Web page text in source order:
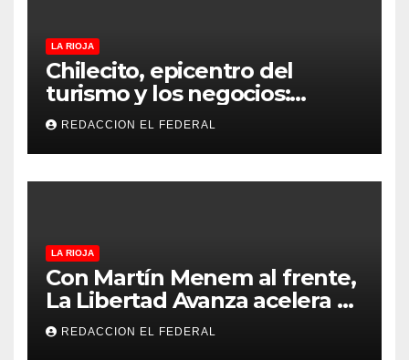
LA RIOJA
Chilecito, epicentro del
turismo y los negocios:
arranca la Expo que promete
revolucionar la economía
regional en un evento sin
precedentes en La Rioja
REDACCION EL FEDERAL
LA RIOJA
Con Martín Menem al frente,
La Libertad Avanza acelera su
despliegue en La Rioja y
desembarcó en Aimogasta
REDACCION EL FEDERAL